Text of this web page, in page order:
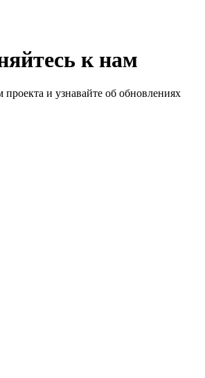
к нам
проекта и узнавайте об обновлениях